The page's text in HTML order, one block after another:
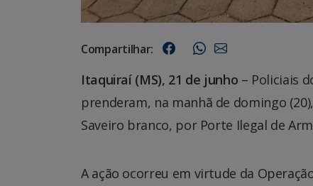
Compartilhar:
Itaquiraí (MS), 21 de junho – Policiais
prenderam, na manhã de domingo
Saveiro branco, por Porte Ilegal de
A ação ocorreu em virtude da